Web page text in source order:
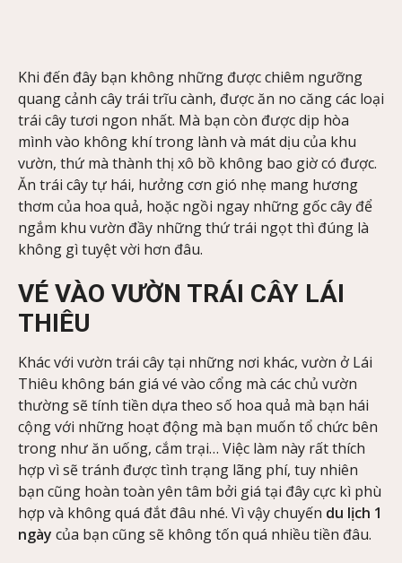
Khi đến đây bạn không những được chiêm ngưỡng
quang cảnh cây trái trĩu cành, được ăn no căng các loại
trái cây tươi ngon nhất. Mà bạn còn được dịp hòa
mình vào không khí trong lành và mát dịu của khu
vườn, thứ mà thành thị xô bồ không bao giờ có được.
Ăn trái cây tự hái, hưởng cơn gió nhẹ mang hương
thơm của hoa quả, hoặc ngồi ngay những gốc cây để
ngắm khu vườn đầy những thứ trái ngọt thì đúng là
không gì tuyệt vời hơn đâu.
VÉ VÀO VƯỜN TRÁI CÂY LÁI
THIÊU
Khác với vườn trái cây tại những nơi khác, vườn ở Lái
Thiêu không bán giá vé vào cổng mà các chủ vườn
thường sẽ tính tiền dựa theo số hoa quả mà bạn hái
cộng với những hoạt động mà bạn muốn tổ chức bên
trong như ăn uống, cắm trại… Việc làm này rất thích
hợp vì sẽ tránh được tình trạng lãng phí, tuy nhiên
bạn cũng hoàn toàn yên tâm bởi giá tại đây cực kì phù
hợp và không quá đắt đâu nhé. Vì vậy chuyến du lịch 1
ngày của bạn cũng sẽ không tốn quá nhiều tiền đâu.